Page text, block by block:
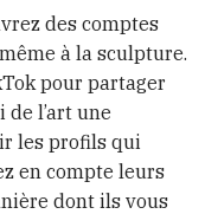
des comptes
à la sculpture.
pour partager
l’art une
les profils qui
en compte leurs
dont ils vous